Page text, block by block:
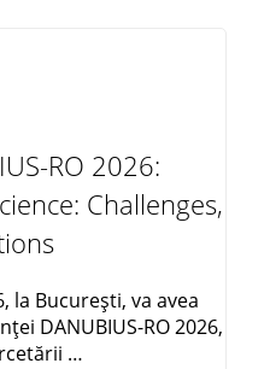
RO 2026:
Challenges,
la București, va avea
DANUBIUS-RO 2026,
…